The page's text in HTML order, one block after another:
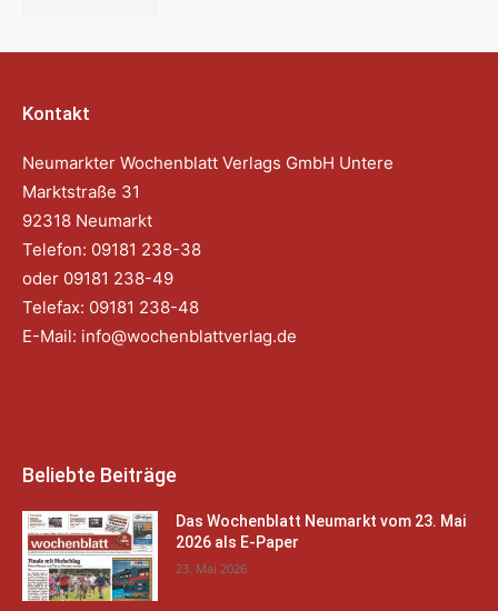
Kontakt
Neumarkter Wochenblatt Verlags GmbH Untere
Marktstraße 31
92318 Neumarkt
Telefon: 09181 238-38
oder 09181 238-49
Telefax: 09181 238-48
E-Mail: info@wochenblattverlag.de
Beliebte Beiträge
Das Wochenblatt Neumarkt vom 23. Mai
2026 als E-Paper
23. Mai 2026